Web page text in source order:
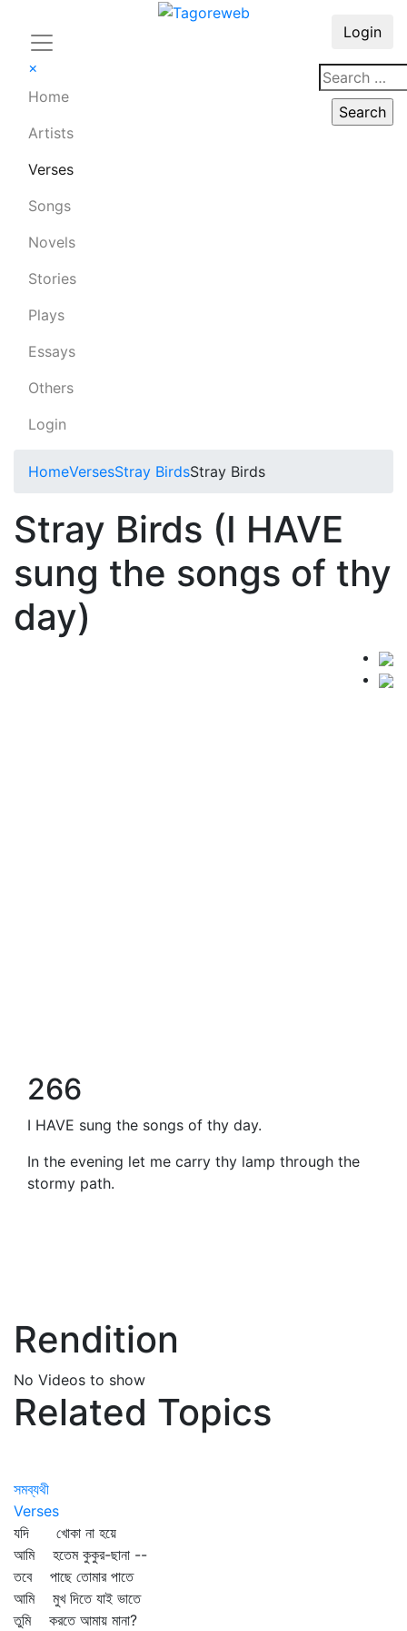
×
Home
Artists
Verses
Songs
Novels
Stories
Plays
Essays
Others
Login
Login
HomeVersesStray BirdsStray Birds
Stray Birds (I HAVE
sung the songs of thy
day)
266
I HAVE sung the songs of thy day.
In the evening let me carry thy lamp through the
stormy path.
Rendition
No Videos to show
Related Topics
সমব্যথী
Verses
যদি খোকা না হয়ে
আমি হতেম কুকুর-ছানা --
তবে পাছে তোমার পাতে
আমি মুখ দিতে যাই ভাতে
তুমি করতে আমায় মানা?